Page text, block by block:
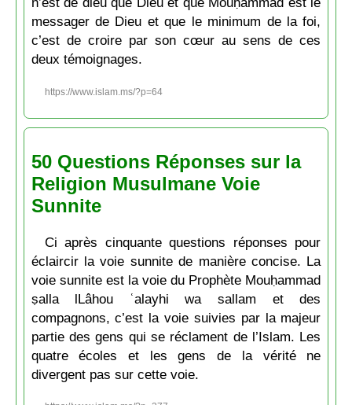
messager de Dieu et que le minimum de la foi,
c’est de croire par son cœur au sens de ces
deux témoignages.
https://www.islam.ms/?p=64
50 Questions Réponses sur la
Religion Musulmane Voie
Sunnite
Ci après cinquante questions réponses pour
éclaircir la voie sunnite de manière concise. La
voie sunnite est la voie du Prophète Mouḥammad
ṣalla lLâhou ʿalayhi wa sallam et des
compagnons, c’est la voie suivies par la majeur
partie des gens qui se réclament de l’Islam. Les
quatre écoles et les gens de la vérité ne
divergent pas sur cette voie.